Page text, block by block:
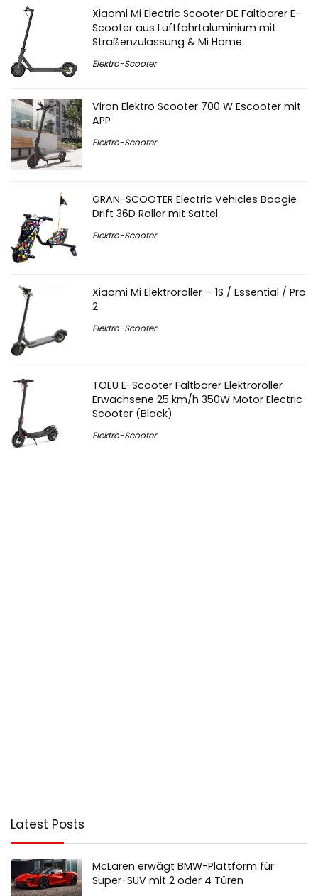
Xiaomi Mi Electric Scooter DE Faltbarer E-
Scooter aus Luftfahrtaluminium mit
Straßenzulassung & Mi Home
Elektro-Scooter
Viron Elektro Scooter 700 W Escooter mit
APP
Elektro-Scooter
GRAN-SCOOTER Electric Vehicles Boogie
Drift 36D Roller mit Sattel
Elektro-Scooter
Xiaomi Mi Elektroroller – 1S / Essential / Pro
2
Elektro-Scooter
TOEU E-Scooter Faltbarer Elektroroller
Erwachsene 25 km/h 350W Motor Electric
Scooter (Black)
Elektro-Scooter
Latest Posts
McLaren erwägt BMW-Plattform für
Super-SUV mit 2 oder 4 Türen